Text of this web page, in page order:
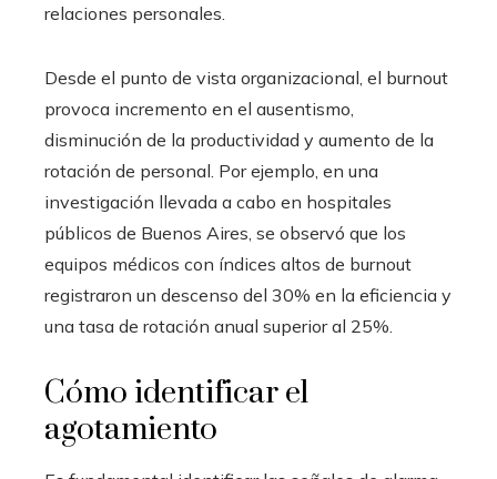
relaciones personales.
Desde el punto de vista organizacional, el burnout
provoca incremento en el ausentismo,
disminución de la productividad y aumento de la
rotación de personal. Por ejemplo, en una
investigación llevada a cabo en hospitales
públicos de Buenos Aires, se observó que los
equipos médicos con índices altos de burnout
registraron un descenso del 30% en la eficiencia y
una tasa de rotación anual superior al 25%.
Cómo identificar el
agotamiento